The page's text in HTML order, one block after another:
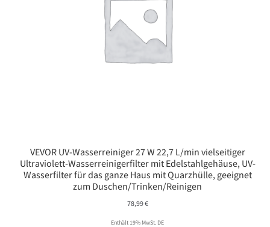
VEVOR UV-Wasserreiniger 27 W 22,7 L/min vielseitiger
Ultraviolett-Wasserreinigerfilter mit Edelstahlgehäuse, UV-
Wasserfilter für das ganze Haus mit Quarzhülle, geeignet
zum Duschen/Trinken/Reinigen
78,99€
Enthält 19% MwSt. DE